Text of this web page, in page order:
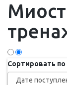
Сортировать по